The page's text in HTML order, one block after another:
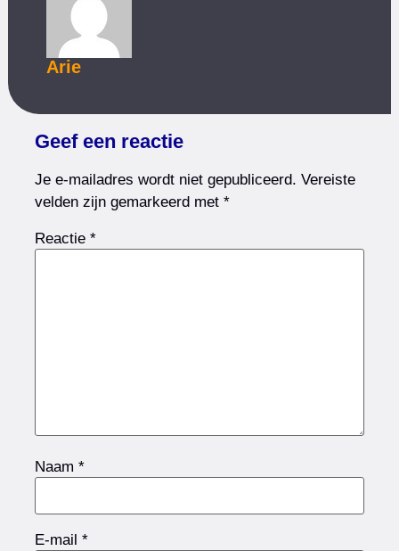
Arie
Geef een reactie
Je e-mailadres wordt niet gepubliceerd. Vereiste
velden zijn gemarkeerd met*
Reactie*
Naam*
E-mail*